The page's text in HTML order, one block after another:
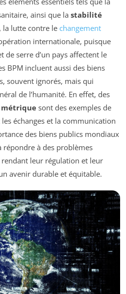
ainsi que la stabilité
la lutte contre le changement
internationale, puisque
de serre d’un pays affectent le
BPM incluent aussi des biens
souvent ignorés, mais qui
de l’humanité. En effet, des
métrique sont des exemples de
échanges et la communication
des biens publics mondiaux
répondre à des problèmes
leur régulation et leur
avenir durable et équitable.